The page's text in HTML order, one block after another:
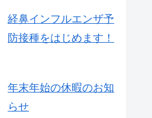
経鼻インフルエンザ予
防接種をはじめます！
年末年始の休暇のお知
らせ